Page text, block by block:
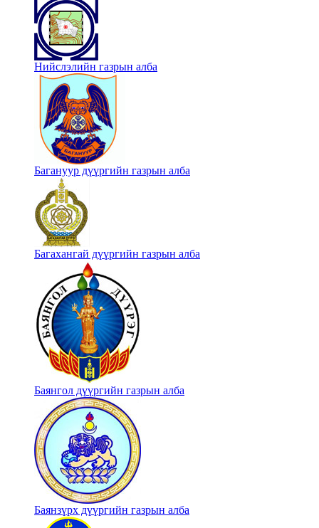
Нийслэлийн газрын алба
Багануур дүүргийн газрын алба
Багахангай дүүргийн газрын алба
Баянгол дүүргийн газрын алба
Баянзүрх дүүргийн газрын алба